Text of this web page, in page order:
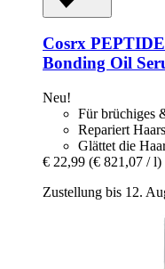
Cosrx
Bonding Oil
Neu!
Für brüchiges
Repariert
Glättet die
€ 22,99 (€ 821,07 / l)
Zustellung bis 12.